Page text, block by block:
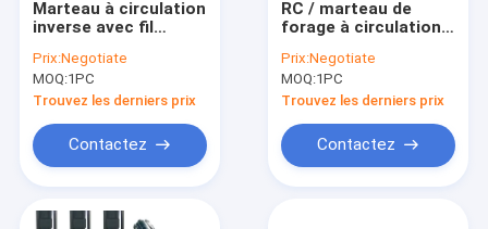
Marteau à circulation
inverse avec fil
mm-152 mm trou
Couleur optionnelle
Usure fiable
Prix:Negotiate
MOQ:1PC
Trouvez les derniers prix
Contactez
RC / marteau de
forage à circulation
noire pour la
formation de gravier
complexe
Prix:Negotiate
MOQ:1PC
Trouvez les derniers prix
Contactez